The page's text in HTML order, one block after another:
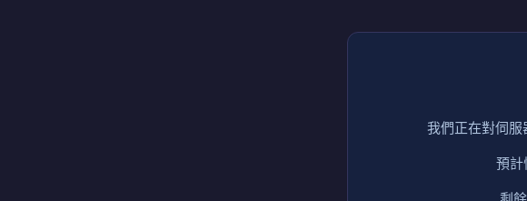
我們正在對伺
預計